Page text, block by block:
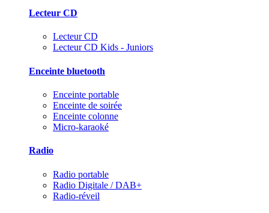
Lecteur CD
Lecteur CD
Lecteur CD Kids - Juniors
Enceinte bluetooth
Enceinte portable
Enceinte de soirée
Enceinte colonne
Micro-karaoké
Radio
Radio portable
Radio Digitale / DAB+
Radio-réveil